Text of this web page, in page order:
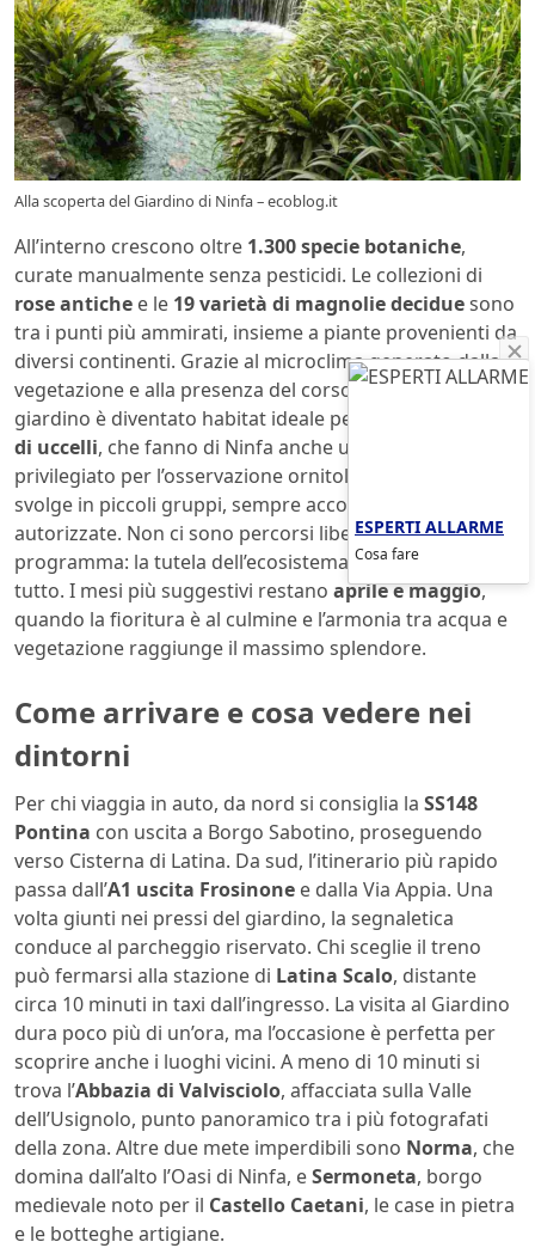
Alla scoperta del Giardino di Ninfa – ecoblog.it
All’interno crescono oltre 1.300 specie botaniche,
curate manualmente senza pesticidi. Le collezioni di
rose antiche e le 19 varietà di magnolie deciduesono
tra i punti più ammirati, insieme a piante provenienti da
diversi continenti. Grazie al microclima generato dalla
vegetazione e alla presenza del corso d’acqua, il
giardino è diventato habitat ideale per più di
di uccelli, che fanno di Ninfa anche un luogo
privilegiato per l’osservazione ornitologica. La visita si
svolge in piccoli gruppi, sempre accompagnati da guide
autorizzate. Non ci sono percorsi liberi né accessi fuori
programma: la tutela dell’ecosistema viene prima di
tutto. I mesi più suggestivi restano aprile e maggio,
quando la fioritura è al culmine e l’armonia tra acqua e
vegetazione raggiunge il massimo splendore.
Come arrivare e cosa vedere nei
dintorni
Per chi viaggia in auto, da nord si consiglia la SS148
Pontina con uscita a Borgo Sabotino, proseguendo
verso Cisterna di Latina. Da sud, l’itinerario più rapido
passa dall’A1 uscita Frosinone e dalla Via Appia. Una
volta giunti nei pressi del giardino, la segnaletica
conduce al parcheggio riservato. Chi sceglie il treno
può fermarsi alla stazione di Latina Scalo, distante
circa 10 minuti in taxi dall’ingresso. La visita al Giardino
dura poco più di un’ora, ma l’occasione è perfetta per
scoprire anche i luoghi vicini. A meno di 10 minuti si
trova l’Abbazia di Valvisciolo, affacciata sulla Valle
dell’Usignolo, punto panoramico tra i più fotografati
della zona. Altre due mete imperdibili sono Norma, che
domina dall’alto l’Oasi di Ninfa, eSermoneta, borgo
medievale noto per il Castello Caetani, le case in pietra
e le botteghe artigiane.
ESPERTI ALLARME
Cosa fare